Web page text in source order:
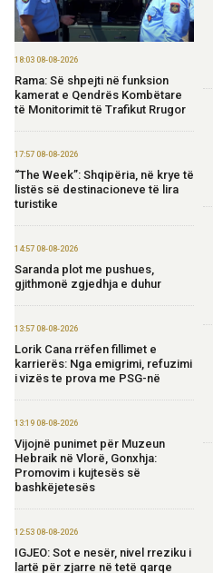
18:03 08-08-2026
Rama: Së shpejti në funksion
kamerat e Qendrës Kombëtare
të Monitorimit të Trafikut Rrugor
17:57 08-08-2026
“The Week”: Shqipëria, në krye të
listës së destinacioneve të lira
turistike
14:57 08-08-2026
Saranda plot me pushues,
gjithmonë zgjedhja e duhur
13:57 08-08-2026
Lorik Cana rrëfen fillimet e
karrierës: Nga emigrimi, refuzimi
i vizës te prova me PSG-në
13:19 08-08-2026
Vijojnë punimet për Muzeun
Hebraik në Vlorë, Gonxhja:
Promovim i kujtesës së
bashkëjetesës
12:53 08-08-2026
IGJEO: Sot e nesër, nivel rreziku i
lartë për zjarre në tetë qarqe